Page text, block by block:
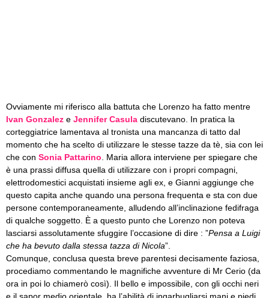
Ovviamente mi riferisco alla battuta che Lorenzo ha fatto mentre
Ivan Gonzalez e Jennifer Casula discutevano. In pratica la
corteggiatrice lamentava al tronista una mancanza di tatto dal
momento che ha scelto di utilizzare le stesse tazze da tè, sia con lei
che con Sonia Pattarino . Maria allora interviene per spiegare che
è una prassi diffusa quella di utilizzare con i propri compagni,
elettrodomestici acquistati insieme agli ex, e Gianni aggiunge che
questo capita anche quando una persona frequenta e sta con due
persone contemporaneamente, alludendo all’inclinazione fedifraga
di qualche soggetto. È a questo punto che Lorenzo non poteva
lasciarsi assolutamente sfuggire l’occasione di dire : ”Pensa a Luigi
che ha bevuto dalla stessa tazza di Nicola”.
Comunque, conclusa questa breve parentesi decisamente faziosa,
procediamo commentando le magnifiche avventure di Mr Cerio (da
ora in poi lo chiamerò così). Il bello e impossibile, con gli occhi neri